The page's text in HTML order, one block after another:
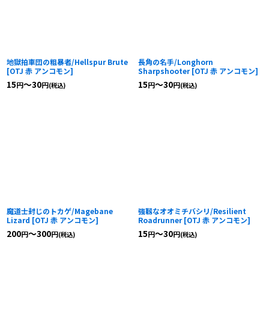
地獄拍車団の粗暴者/Hellspur Brute
[OTJ 赤 アンコモン]
15円～30円(税込)
長角の名手/Longhorn
Sharpshooter [OTJ 赤 アンコモン]
15円～30円(税込)
魔道士封じのトカゲ/Magebane
Lizard [OTJ 赤 アンコモン]
200円～300円(税込)
強靱なオオミチバシリ/Resilient
Roadrunner [OTJ 赤 アンコモン]
15円～30円(税込)